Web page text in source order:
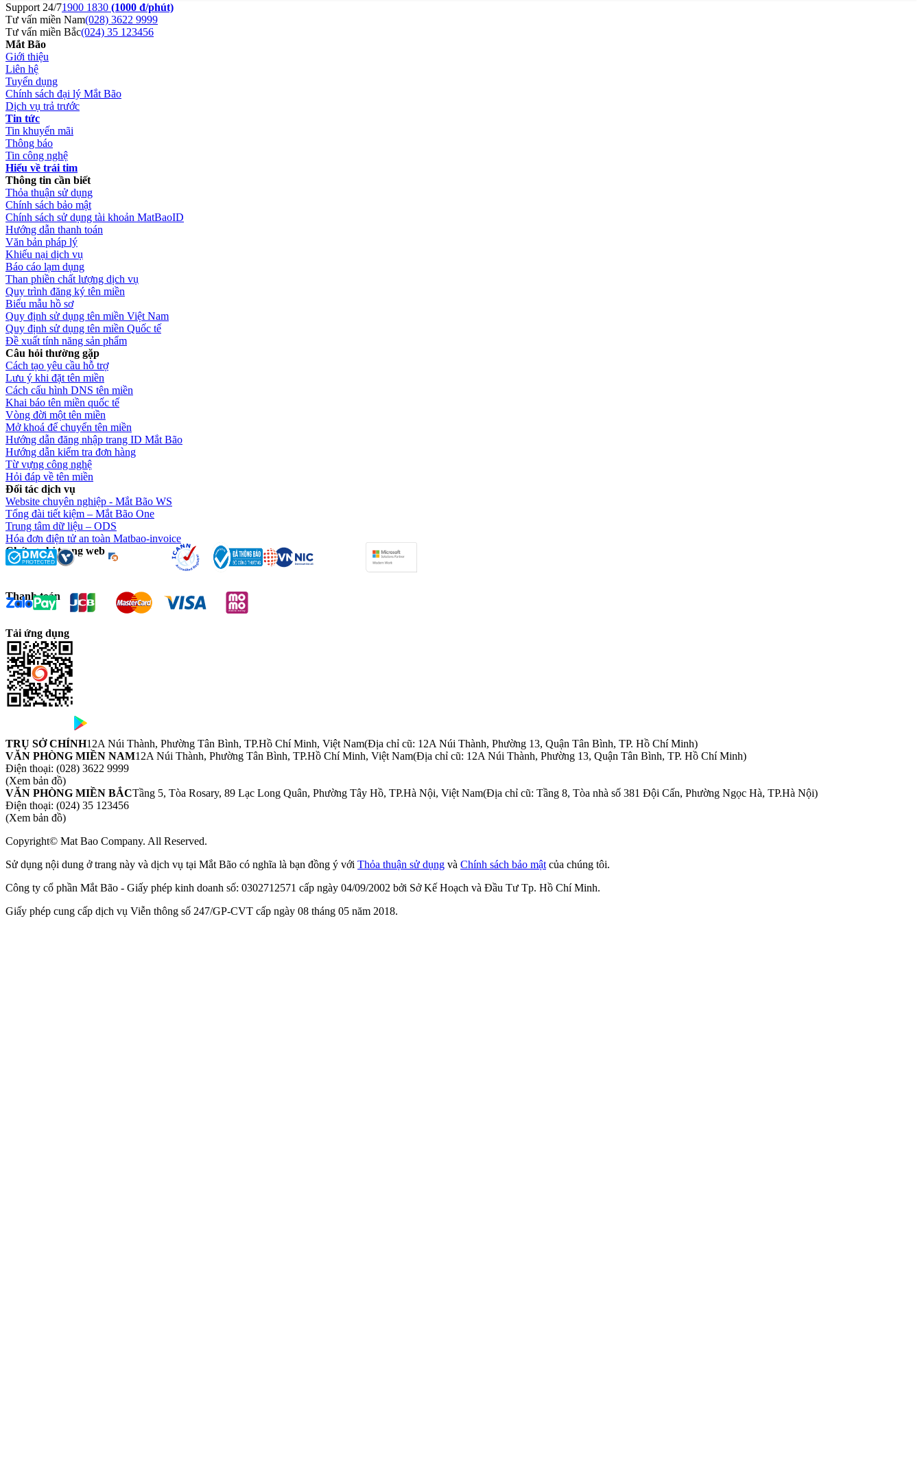
Support 24/71900 1830 (1000 đ/phút)
Tư vấn miền Nam(028) 3622 9999
Tư vấn miền Bắc(024) 35 123456
Mắt Bão
Giới thiệu
Liên hệ
Tuyển dụng
Chính sách đại lý Mắt Bão
Dịch vụ trả trước
Tin tức
Tin khuyến mãi
Thông báo
Tin công nghệ
Hiểu về trái tim
Thông tin cần biết
Thỏa thuận sử dụng
Chính sách bảo mật
Chính sách sử dụng tài khoản MatBaoID
Hướng dẫn thanh toán
Văn bản pháp lý
Khiếu nại dịch vụ
Báo cáo lạm dụng
Than phiền chất lượng dịch vụ
Quy trình đăng ký tên miền
Biểu mẫu hồ sơ
Quy định sử dụng tên miền Việt Nam
Quy định sử dụng tên miền Quốc tế
Đề xuất tính năng sản phẩm
Câu hỏi thường gặp
Cách tạo yêu cầu hỗ trợ
Lưu ý khi đặt tên miền
Cách cấu hình DNS tên miền
Khai báo tên miền quốc tế
Vòng đời một tên miền
Mở khoá để chuyển tên miền
Hướng dẫn đăng nhập trang ID Mắt Bão
Hướng dẫn kiểm tra đơn hàng
Từ vựng công nghệ
Hỏi đáp về tên miền
Đối tác dịch vụ
Website chuyên nghiệp - Mắt Bão WS
Tổng đài tiết kiệm – Mắt Bão One
Trung tâm dữ liệu – ODS
Hóa đơn điện tử an toàn Matbao-invoice
Chứng chỉ trang web
Thanh toán
Tải ứng dụng
TRỤ SỞ CHÍNH12A Núi Thành, Phường Tân Bình, TP.Hồ Chí Minh, Việt Nam(Địa chỉ cũ: 12A Núi Thành, Phường 13, Quận Tân Bình, TP. Hồ Chí Minh)
VĂN PHÒNG MIỀN NAM12A Núi Thành, Phường Tân Bình, TP.Hồ Chí Minh, Việt Nam(Địa chỉ cũ: 12A Núi Thành, Phường 13, Quận Tân Bình, TP. Hồ Chí Minh)
Điện thoại: (028) 3622 9999
(Xem bản đồ)
VĂN PHÒNG MIỀN BẮCTầng 5, Tòa Rosary, 89 Lạc Long Quân, Phường Tây Hồ, TP.Hà Nội, Việt Nam(Địa chỉ cũ: Tầng 8, Tòa nhà số 381 Đội Cấn, Phường Ngọc Hà, TP.Hà Nội)
Điện thoại: (024) 35 123456
(Xem bản đồ)
Copyright© Mat Bao Company. All Reserved.
Sử dụng nội dung ở trang này và dịch vụ tại Mắt Bão có nghĩa là bạn đồng ý với Thỏa thuận sử dụng và Chính sách bảo mật của chúng tôi.
Công ty cổ phần Mắt Bão - Giấy phép kinh doanh số: 0302712571 cấp ngày 04/09/2002 bởi Sở Kế Hoạch và Đầu Tư Tp. Hồ Chí Minh.
Giấy phép cung cấp dịch vụ Viễn thông số 247/GP-CVT cấp ngày 08 tháng 05 năm 2018.